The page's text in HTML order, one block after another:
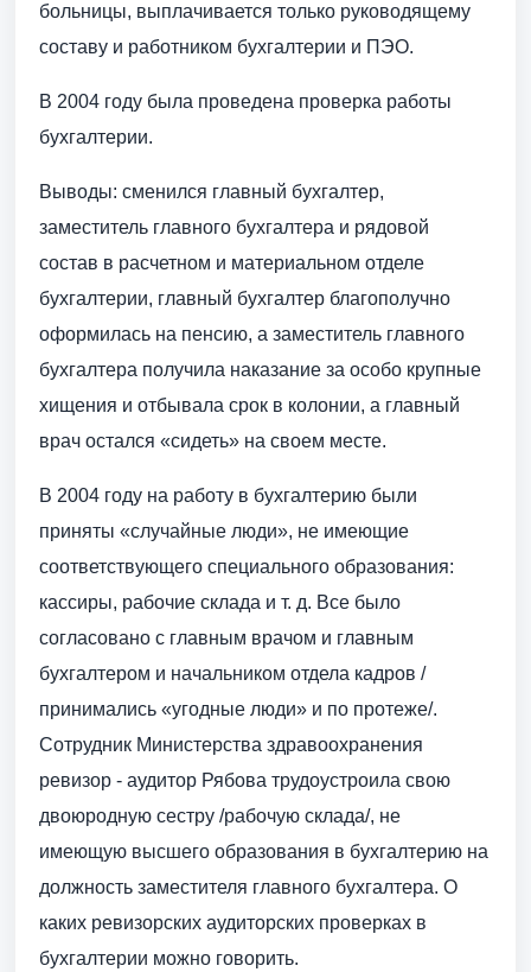
больницы, выплачивается только руководящему
составу и работником бухгалтерии и ПЭО.
В 2004 году была проведена проверка работы
бухгалтерии.
Выводы: сменился главный бухгалтер,
заместитель главного бухгалтера и рядовой
состав в расчетном и материальном отделе
бухгалтерии, главный бухгалтер благополучно
оформилась на пенсию, а заместитель главного
бухгалтера получила наказание за особо крупные
хищения и отбывала срок в колонии, а главный
врач остался «сидеть» на своем месте.
В 2004 году на работу в бухгалтерию были
приняты «случайные люди», не имеющие
соответствующего специального образования:
кассиры, рабочие склада и т. д. Все было
согласовано с главным врачом и главным
бухгалтером и начальником отдела кадров /
принимались «угодные люди» и по протеже/.
Сотрудник Министерства здравоохранения
ревизор - аудитор Рябова трудоустроила свою
двоюродную сестру /рабочую склада/, не
имеющую высшего образования в бухгалтерию на
должность заместителя главного бухгалтера. О
каких ревизорских аудиторских проверках в
бухгалтерии можно говорить.